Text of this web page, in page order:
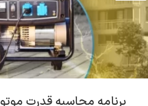
برنامه محاسبه قدرت